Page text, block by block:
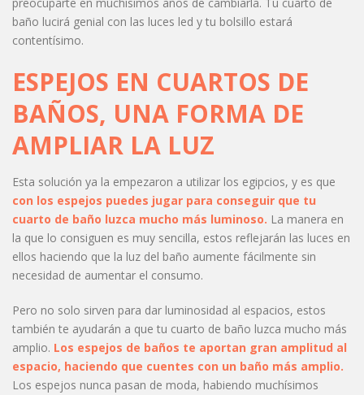
baño lucirá genial con las luces led y tu bolsillo estará
contentísimo.
ESPEJOS EN CUARTOS DE
BAÑOS, UNA FORMA DE
AMPLIAR LA LUZ
Esta solución ya la empezaron a utilizar los egipcios, y es que
con los espejos puedes jugar para conseguir que tu
cuarto de baño luzca mucho más luminoso. La manera en
la que lo consiguen es muy sencilla, estos reflejarán las luces en
ellos haciendo que la luz del baño aumente fácilmente sin
necesidad de aumentar el consumo.
Pero no solo sirven para dar luminosidad al espacios, estos
también te ayudarán a que tu cuarto de baño luzca mucho más
amplio. Los espejos de baños te aportan gran amplitud al
espacio, haciendo que cuentes con un baño más amplio.
Los espejos nunca pasan de moda, habiendo muchísimos